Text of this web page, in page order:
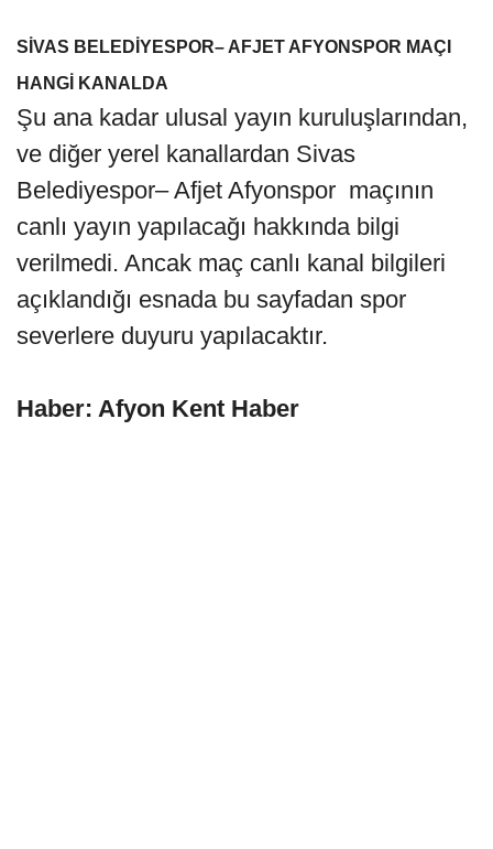
SİVAS BELEDİYESPOR– AFJET AFYONSPOR MAÇI
HANGİ KANALDA
Şu ana kadar ulusal yayın kuruluşlarından,
ve diğer yerel kanallardan Sivas
Belediyespor– Afjet Afyonspor maçının
canlı yayın yapılacağı hakkında bilgi
verilmedi. Ancak maç canlı kanal bilgileri
açıklandığı esnada bu sayfadan spor
severlere duyuru yapılacaktır.
Haber: Afyon Kent Haber